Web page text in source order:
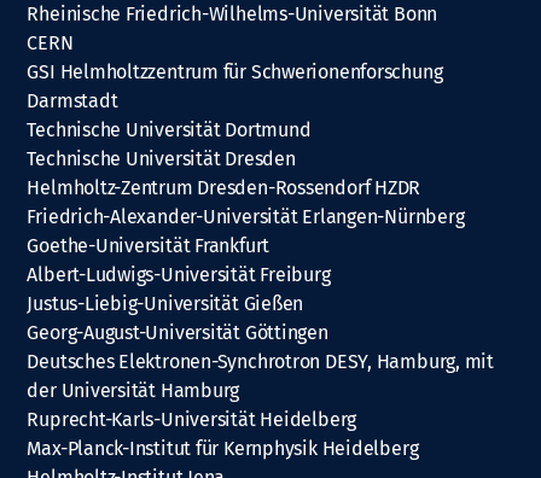
Rheinische Friedrich-Wilhelms-Universität Bonn
CERN
GSI Helmholtzzentrum für Schwerionenforschung
Darmstadt
Technische Universität Dortmund
Technische Universität Dresden
Helmholtz-Zentrum Dresden-Rossendorf HZDR
Friedrich-Alexander-Universität Erlangen-Nürnberg
Goethe-Universität Frankfurt
Albert-Ludwigs-Universität Freiburg
Justus-Liebig-Universität Gießen
Georg-August-Universität Göttingen
Deutsches Elektronen-Synchrotron DESY, Hamburg, mit
der Universität Hamburg
Ruprecht-Karls-Universität Heidelberg
Max-Planck-Institut für Kernphysik Heidelberg